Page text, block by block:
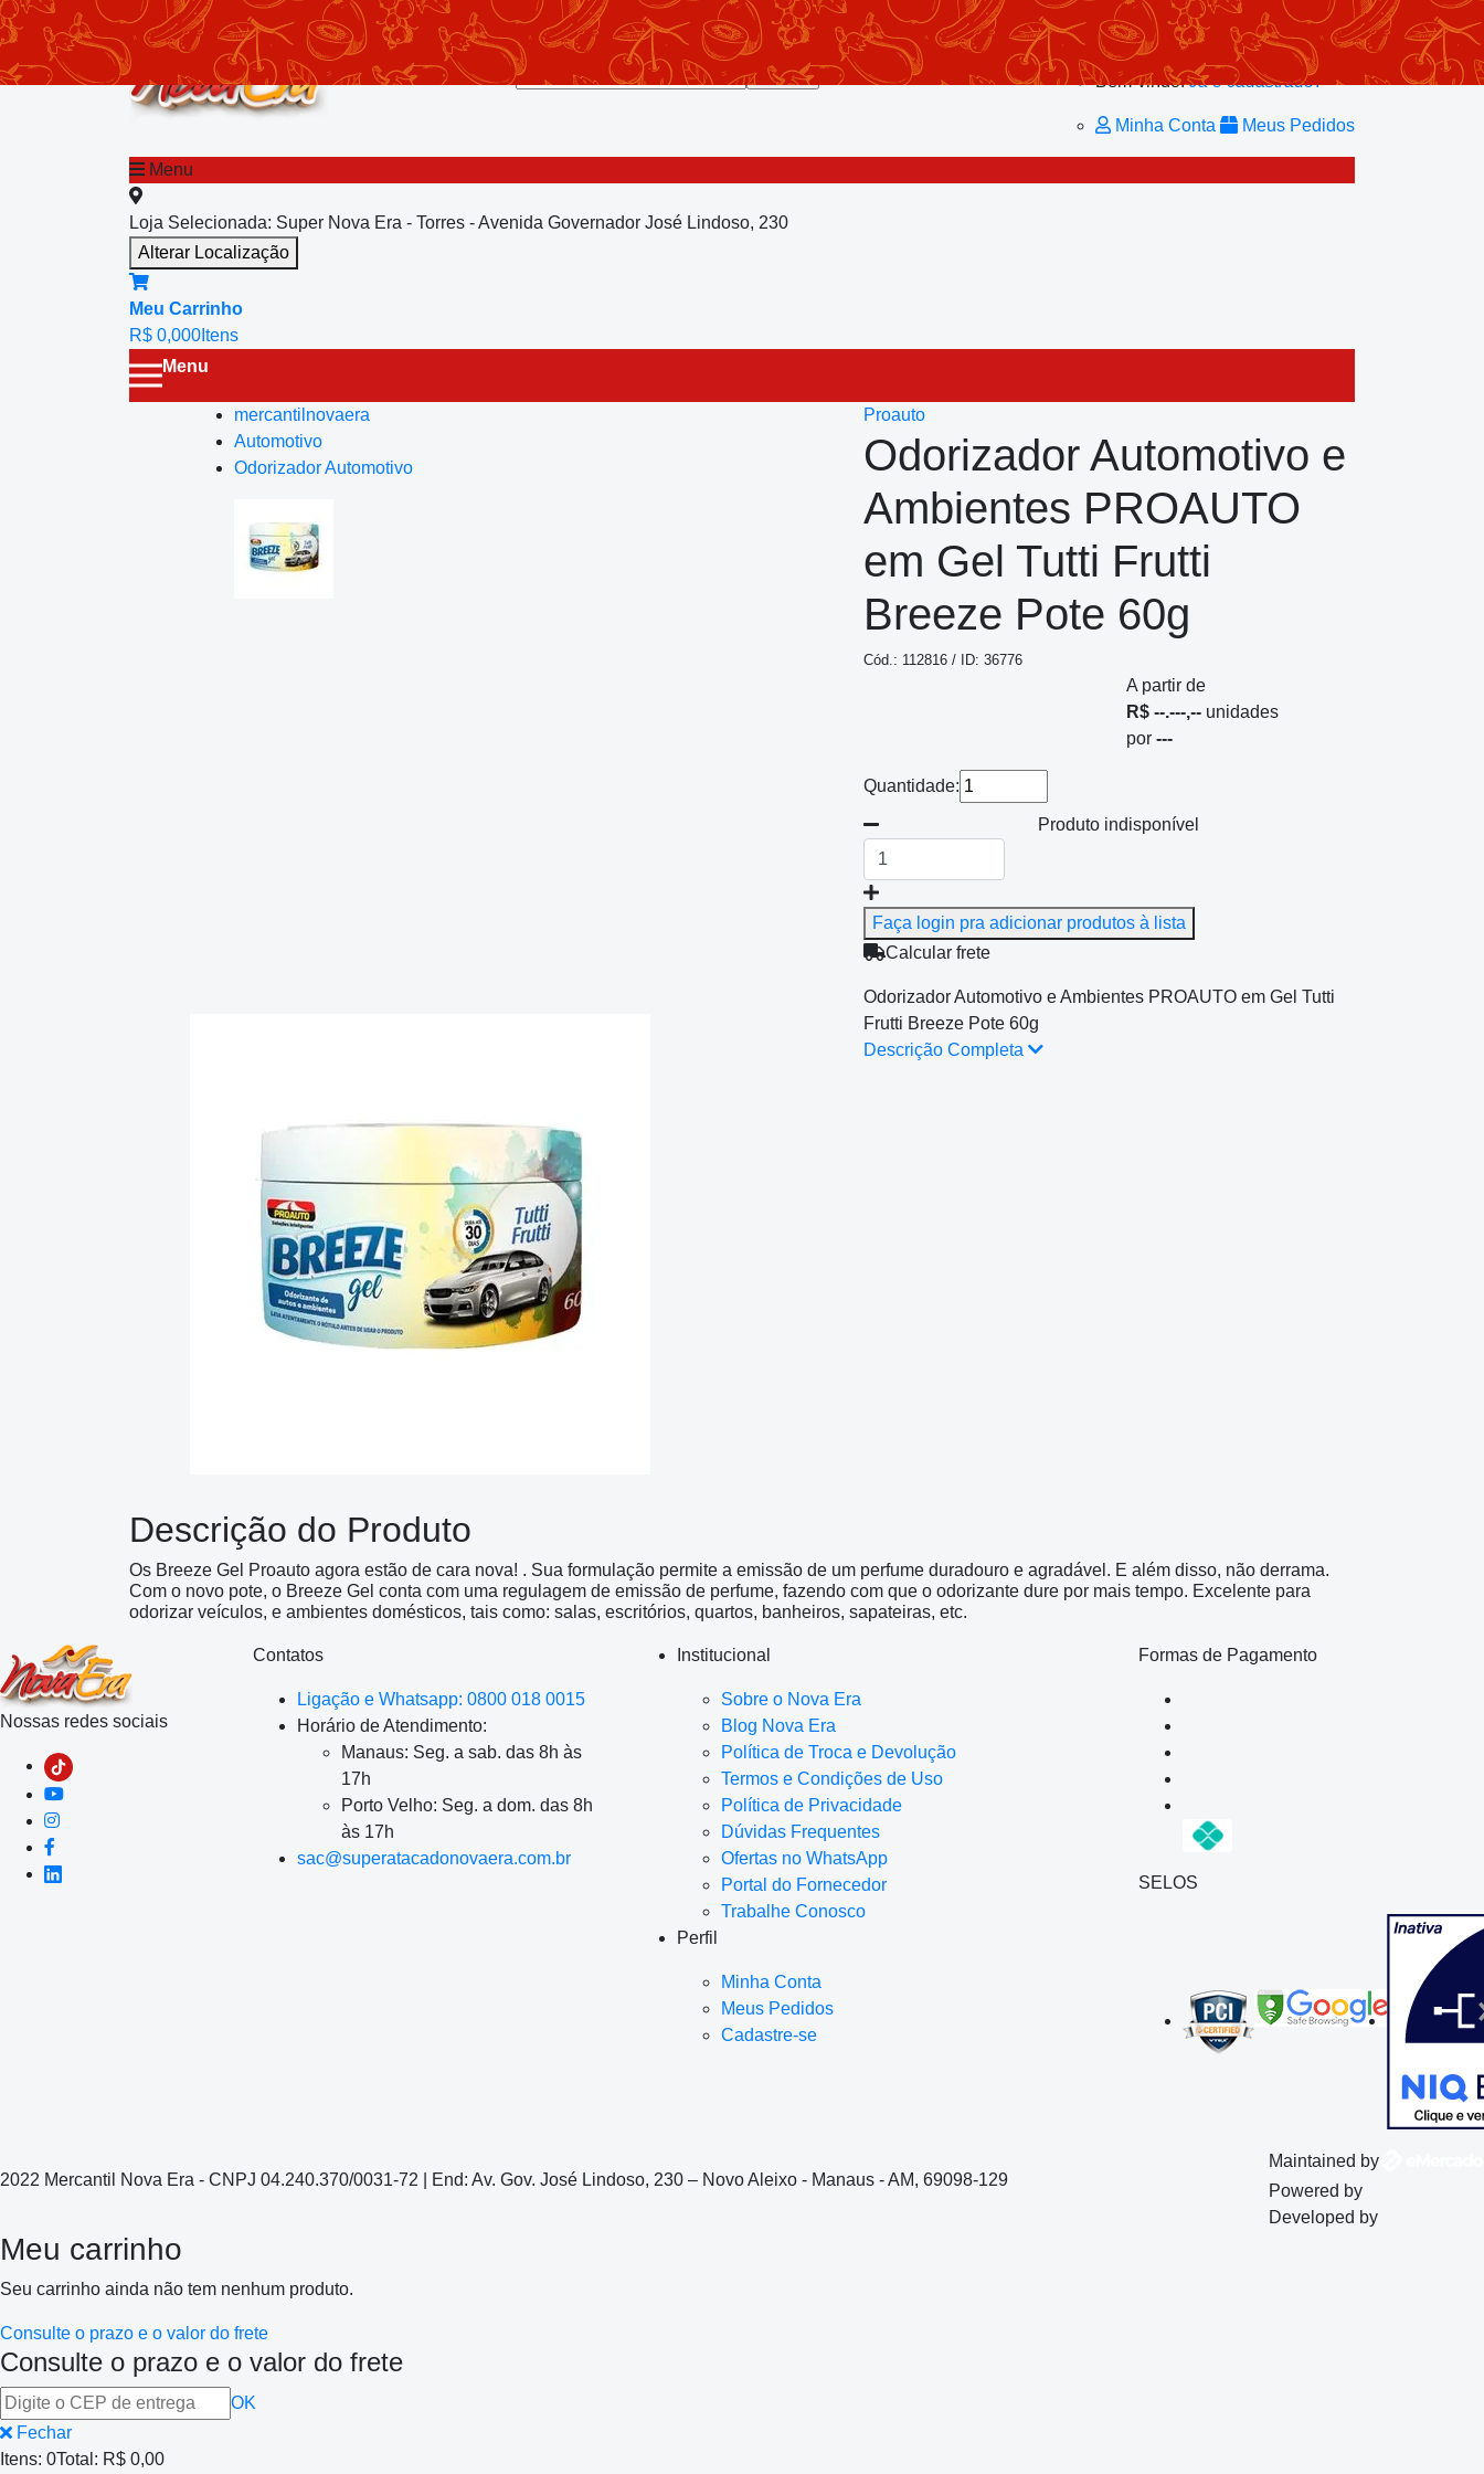
Repetir Pedido
Minha Conta
Bem-vindo!Já é cadastrado?
Minha Conta Meus Pedidos
Menu
Loja Selecionada: Super Nova Era - Torres - Avenida Governador José Lindoso, 230
Alterar Localização
Meu Carrinho
R$ 0,000 Itens
Menu
mercantilnovaera
Automotivo
Odorizador Automotivo
Proauto
Odorizador Automotivo e
Ambientes PROAUTO
em Gel Tutti Frutti
Breeze Pote 60g
Cód.: 112816 / ID: 36776
A partir de
R$ --.---,--unidades
por ---
Quantidade:
Produto indisponível
Faça login pra adicionar produtos à lista
Calcular frete
Odorizador Automotivo e Ambientes PROAUTO em Gel Tutti
Frutti Breeze Pote 60g
Descrição Completa
Descrição do Produto
Os Breeze Gel Proauto agora estão de cara nova! . Sua formulação permite a emissão de um perfume duradouro e agradável. E além disso, não derrama.
Com o novo pote, o Breeze Gel conta com uma regulagem de emissão de perfume, fazendo com que o odorizante dure por mais tempo. Excelente para
odorizar veículos, e ambientes domésticos, tais como: salas, escritórios, quartos, banheiros, sapateiras, etc.
Nossas redes sociais
Contatos
Ligação e Whatsapp: 0800 018 0015
Horário de Atendimento:
Manaus: Seg. a sab. das 8h às
17h
Porto Velho: Seg. a dom. das 8h
às 17h
sac@superatacadonovaera.com.br
Institucional
Sobre o Nova Era
Blog Nova Era
Política de Troca e Devolução
Termos e Condições de Uso
Política de Privacidade
Dúvidas Frequentes
Ofertas no WhatsApp
Portal do Fornecedor
Trabalhe Conosco
Perfil
Minha Conta
Meus Pedidos
Cadastre-se
Formas de Pagamento
SELOS
2022 Mercantil Nova Era - CNPJ 04.240.370/0031-72 | End: Av. Gov. José Lindoso, 230 – Novo Aleixo - Manaus - AM, 69098-129
Maintained by
Powered by
Developed by
Meu carrinho
Seu carrinho ainda não tem nenhum produto.
Consulte o prazo e o valor do frete
Consulte o prazo e o valor do frete
OK
Fechar
Itens: 0Total: R$ 0,00